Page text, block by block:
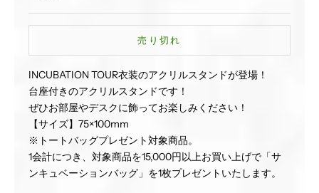
売り切れ
INCUBATION TOUR衣装のアクリルスタンドが登場！
台座付きのアクリルスタンドです！
ぜひお部屋やデスクに飾ってお楽しみください！
【サイズ】75×100mm
※トートバッグプレゼント対象商品。
1会計につき、対象商品を15,000円以上お買い上げで「サ
ンキュベーションバッグ」を1枚プレゼントいたします。